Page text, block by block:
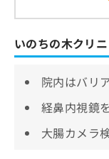
いのちの木クリ
院内はバリ
経鼻内視鏡
大腸カメラ